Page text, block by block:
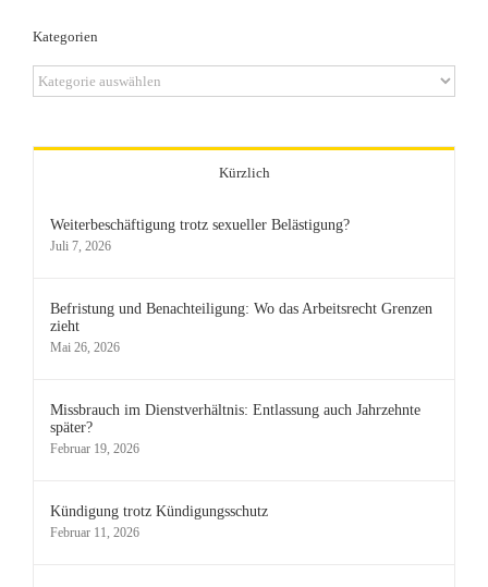
Kategorien
Kategorien
Kürzlich
Weiterbeschäftigung trotz sexueller Belästigung?
Juli 7, 2026
Befristung und Benachteiligung: Wo das Arbeitsrecht Grenzen
zieht
Mai 26, 2026
Missbrauch im Dienstverhältnis: Entlassung auch Jahrzehnte
später?
Februar 19, 2026
Kündigung trotz Kündigungsschutz
Februar 11, 2026